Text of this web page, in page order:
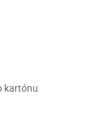
kartónu